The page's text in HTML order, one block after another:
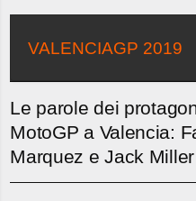
VALENCIAGP 2019
Le parole dei
MotoGP a Valencia:
Marquez e Jack Miller